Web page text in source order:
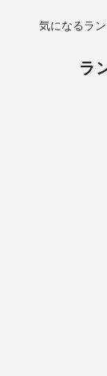
気になるラ
ラ